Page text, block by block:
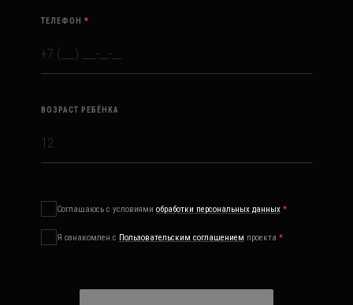
ТЕЛЕФОН *
ВОЗРАСТ РЕБЁНКА
Соглашаюсь с условиями обработки персональных данных *
Я ознакомлен с Пользовательским соглашением проекта *